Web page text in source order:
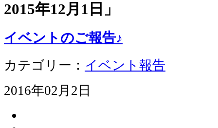
2015年12月1日 」
イベントのご報告♪
カテゴリー： イベント報告
2016年02月2日